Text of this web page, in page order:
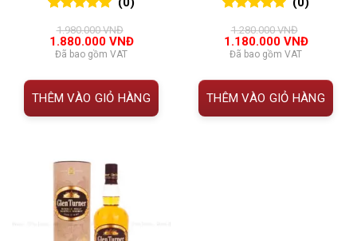
đánh giá
1.980.000VNĐ
Giá
gốc
1.980.000 VNĐ.
1.880.000 VNĐGiá
là:
1.880.000 VNĐ.
Đã bao gồm VAT
THÊM VÀO GIỎ HÀNG
đánh giá
1.280.000VNĐ
Giá
gốc
1.280.000 VNĐ.
1.180.000 VNĐGiá
là:
Đã bao gồm VAT
THÊM VÀO GIỎ HÀNG